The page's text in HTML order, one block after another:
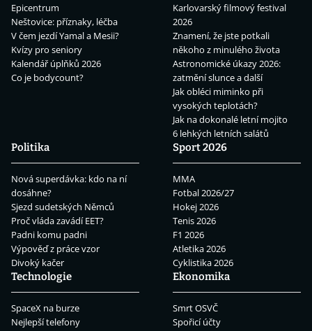
Epicentrum
Neštovice: příznaky, léčba
V čem jezdí Yamal a Mesii?
Kvízy pro seniory
Kalendář úplňků 2026
Co je bodycount?
Karlovarský filmový festival
2026
Znamení, že jste potkali
někoho z minulého života
Astronomické úkazy 2026:
zatmění slunce a další
Jak obléci miminko při
vysokých teplotách?
Jak na dokonalé letní mojito
6 lehkých letních salátů
Politika
Nová superdávka: kdo na ní
dosáhne?
Sjezd sudetských Němců
Proč vláda zavádí EET?
Padni komu padni
Výpověď z práce vzor
Divoký kačer
Sport 2026
MMA
Fotbal 2026/27
Hokej 2026
Tenis 2026
F1 2026
Atletika 2026
Cyklistika 2026
Technologie
SpaceX na burze
Nejlepší telefony
Ekonomika
Smrt OSVČ
Spořicí účty